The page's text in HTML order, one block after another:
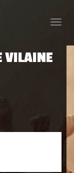
Toggle
VILAINE